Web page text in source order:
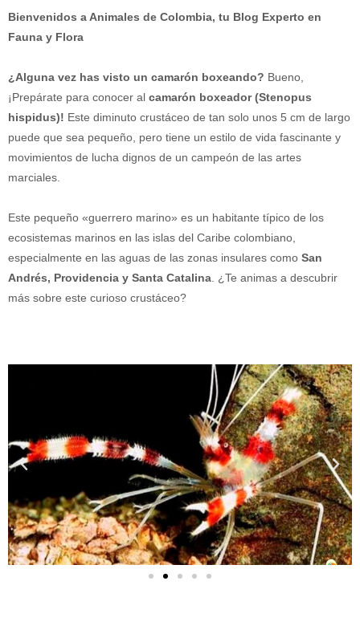
Bienvenidos a Animales de Colombia, tu Blog Experto en
Fauna y Flora
¿Alguna vez has visto un camarón boxeando? Bueno,
¡Prepárate para conocer al camarón boxeador (Stenopus
hispidus)! Este diminuto crustáceo de tan solo unos 5 cm de largo
puede que sea pequeño, pero tiene un estilo de vida fascinante y
movimientos de lucha dignos de un campeón de las artes
marciales.
Este pequeño «guerrero marino» es un habitante típico de los
ecosistemas marinos en las islas del Caribe colombiano,
especialmente en las aguas de las zonas insulares como San
Andrés, Providencia y Santa Catalina . ¿Te animas a descubrir
más sobre este curioso crustáceo?